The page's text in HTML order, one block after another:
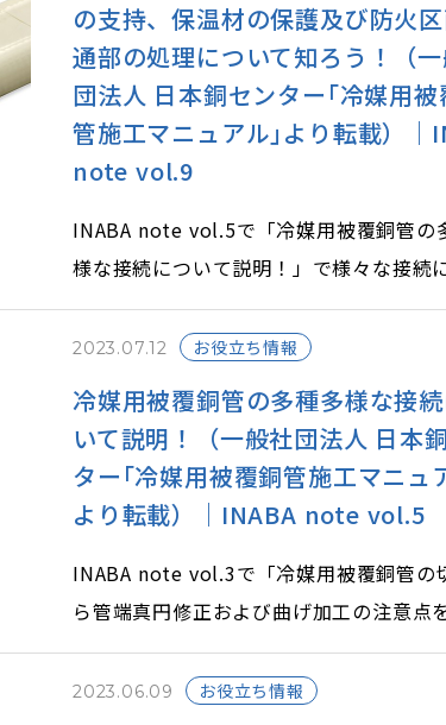
の支持、保温材の保護及び防火
通部の処理について知ろう！（
団法人 日本銅センター｢冷媒用被
管施工マニュアル｣より転載）｜
note vol.9
INABA note vol.5で「冷媒用被覆銅管の
様な接続について説明！」で様々な接続
ご紹介しましたが、次に保温材の接続や
法、配管の支持についてご説明します。
で施工する必要があります。
それぞれのポイントを理解しておきまし
2023.07.12 お役立ち情報
冷媒用被覆銅管の多種多様な接
いて説明！（一般社団法人 日本
ター｢冷媒用被覆銅管施工マニュ
より転載）｜INABA note vol.5
INABA note vol.3で「冷媒用被覆銅管の
ら管端真円修正および曲げ加工の注意点
てご紹介！」の冷媒用被覆銅管の切断や
等についてご紹介しましたが、今回は冷媒
2023.06.09 お役立ち情報